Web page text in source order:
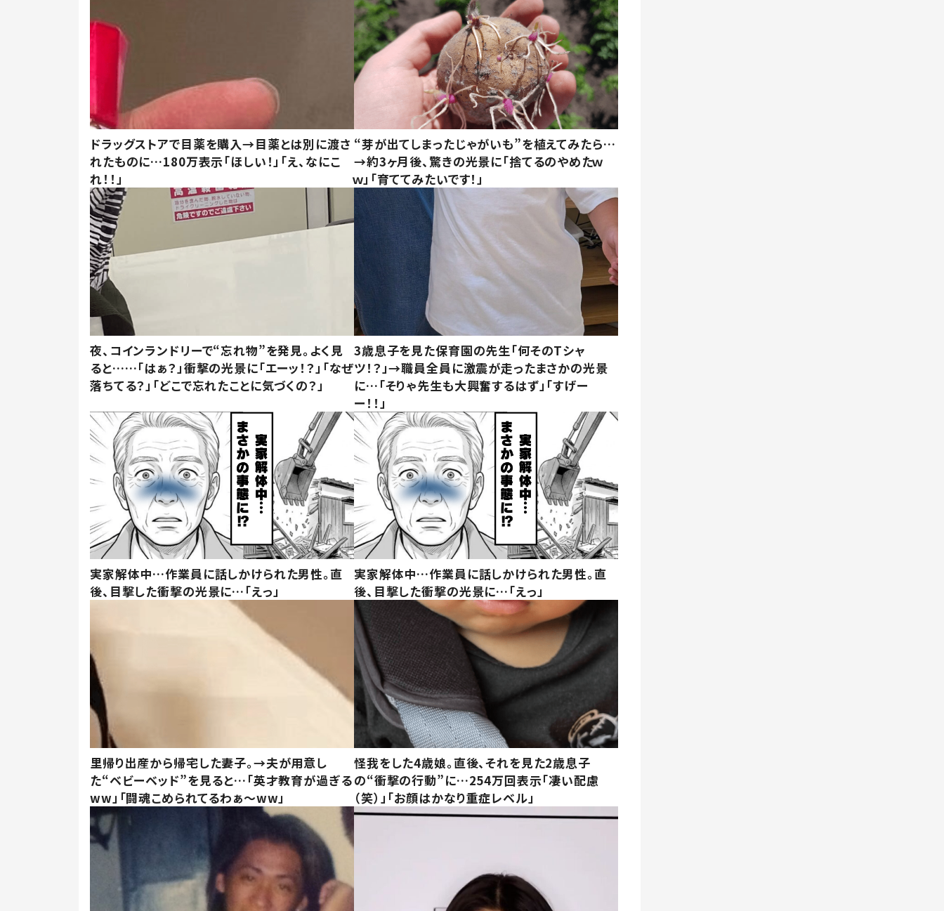
ドラッグストアで目薬を購入→目薬とは別に渡さ
れたものに…180万表示「ほしい！」「え、なにこ
れ！！」
“芽が出てしまったじゃがいも”を植えてみたら…
→約3ヶ月後、驚きの光景に「捨てるのやめたｗ
ｗ」「育ててみたいです！」
夜、コインランドリーで“忘れ物”を発見。よく見
ると……「はぁ？」衝撃の光景に「エーッ！？」「なぜ
落ちてる？」「どこで忘れたことに気づくの？」
3歳息子を見た保育園の先生「何そのTシャ
ツ！？」→職員全員に激震が走ったまさかの光景
に…「そりゃ先生も大興奮するはず」「すげー
ー！！」
実家解体中…作業員に話しかけられた男性。直
後、目撃した衝撃の光景に…「えっ」
実家解体中…作業員に話しかけられた男性。直
後、目撃した衝撃の光景に…「えっ」
里帰り出産から帰宅した妻子。→夫が用意し
た“ベビーベッド”を見ると…「英才教育が過ぎる
ww」「闘魂こめられてるわぁ～ww」
怪我をした4歳娘。直後、それを見た2歳息子
の“衝撃の行動”に…254万回表示「凄い配慮
（笑）」「お顔はかなり重症レベル」